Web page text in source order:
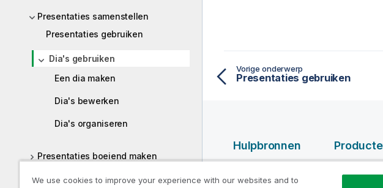
Presentaties samenstellen
Presentaties gebruiken
Dia's gebruiken
Een dia maken
Dia's bewerken
Dia's organiseren
Presentaties boeiend maken
Presentaties geven
Vorige onderwerp
Presentaties gebruiken
Hulpbronnen
Qlik Developer
RATIE EN
We use cookies to improve your experience with our websites and to